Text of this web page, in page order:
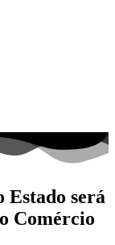
Estado será
Comércio